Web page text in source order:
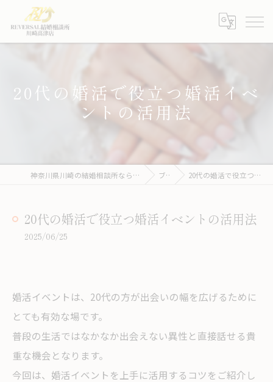
20代の婚活で役立つ婚活イベ
ントの活用法
神奈川県川崎の結婚相談所ならREVERSAL結婚相談所川崎高津店 ブログ 20代の婚活で役立つ婚活イベントの活用法
20代の婚活で役立つ婚活イベントの活用法
2025/06/25
婚活イベントは、20代の方が出会いの幅を広げるために
とても有効な場です。
普段の生活ではなかなか出会えない異性と直接話せる貴
重な機会となります。
今回は、婚活イベントを上手に活用するコツをご紹介し